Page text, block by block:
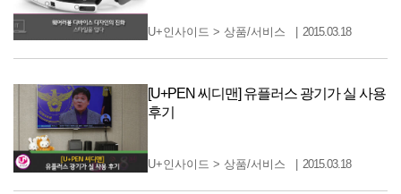
U+인사이드 >상품/서비스 2015.03.18
[U+PEN 씨디맨] 유플러스 광기가 실 사용
후기
U+인사이드 >상품/서비스 2015.03.18